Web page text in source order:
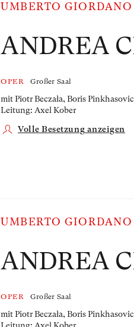
UMBERTO GIORDANO
ANDREA
OPER Großer Saal
mit Piotr Beczała, Boris
Leitung: Axel Kober
Volle Besetzung anzeigen
UMBERTO GIORDANO
ANDREA
OPER Großer Saal
mit Piotr Beczała, Boris